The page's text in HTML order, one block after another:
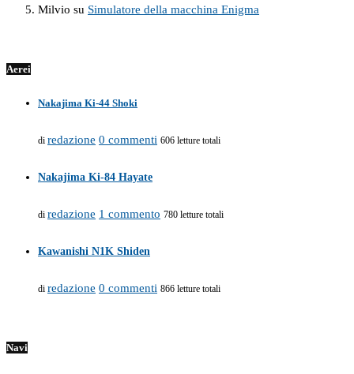
Milvio su Simulatore della macchina Enigma
Aerei
Nakajima Ki-44 Shoki
di redazione 0 commenti 606 letture totali
Nakajima Ki-84 Hayate
di redazione 1 commento 780 letture totali
Kawanishi N1K Shiden
di redazione 0 commenti 866 letture totali
Navi